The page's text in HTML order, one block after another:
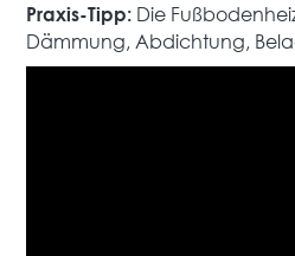
Praxis-Tipp: Die
Dämmung, Abdichtung,